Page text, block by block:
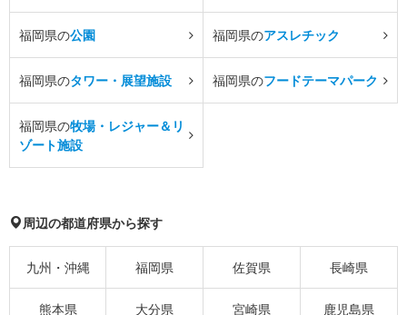
福岡県の公園 福岡県のアスレチック
福岡県のタワー・展望施設 福岡県のフードテーマパーク
福岡県の牧場・レジャー＆リ
ゾート施設
周辺の都道府県から探す
九州・沖縄 福岡県 佐賀県 長崎県
熊本県 大分県 宮崎県 鹿児島県